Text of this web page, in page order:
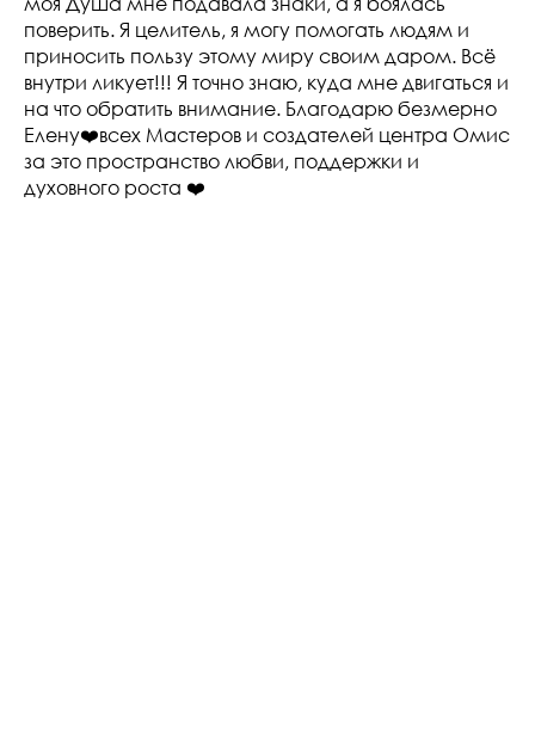
поверить. Я целитель, я могу помогать людям и
приносить пользу этому миру своим даром. Всё
внутри ликует!!! Я точно знаю, куда мне двигаться и
на что обратить внимание. Благодарю безмерно
Елену❤️всех Мастеров и создателей центра Омис
за это пространство любви, поддержки и
духовного роста ❤️